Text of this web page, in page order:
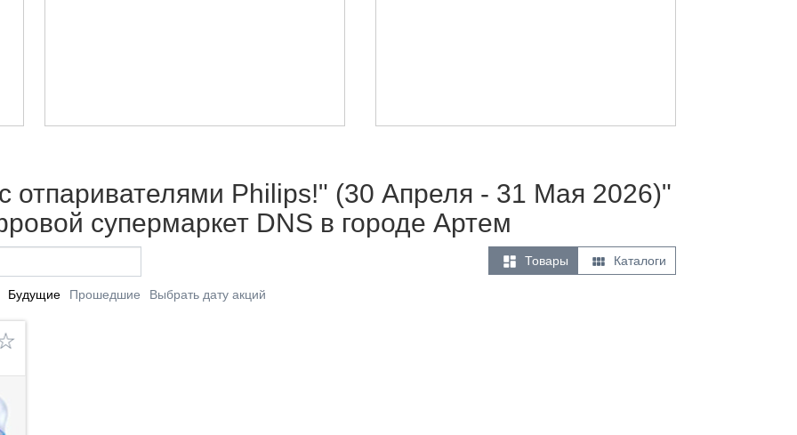
отпаривателями Philips!" (30 Апреля - 31 Мая 2026)"
супермаркет DNS в городе Артем
 Товары  Каталоги
Будущие Прошедшие Выбрать дату акций